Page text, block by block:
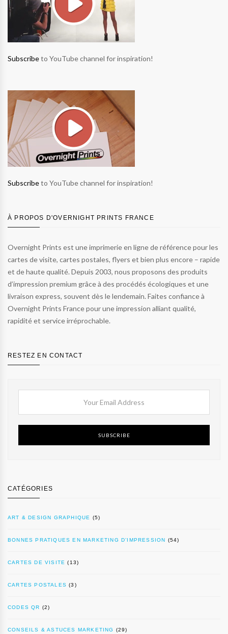
Subscribeto YouTube channel for inspiration!
Subscribeto YouTube channel for inspiration!
À PROPOS D'OVERNIGHT PRINTS FRANCE
Overnight Prints est une imprimerie en ligne de référence pour les
cartes de visite, cartes postales, flyers et bien plus encore – rapide
et de haute qualité. Depuis 2003, nous proposons des produits
d’impression premium grâce à des procédés écologiques et une
livraison express, souvent dès le lendemain. Faites confiance à
Overnight Prints France pour une impression alliant qualité,
rapidité et service irréprochable.
RESTEZ EN CONTACT
SUBSCRIBE
CATÉGORIES
ART & DESIGN GRAPHIQUE (5)
BONNES PRATIQUES EN MARKETING D’IMPRESSION (54)
CARTES DE VISITE (13)
CARTES POSTALES (3)
CODES QR (2)
CONSEILS & ASTUCES MARKETING (29)